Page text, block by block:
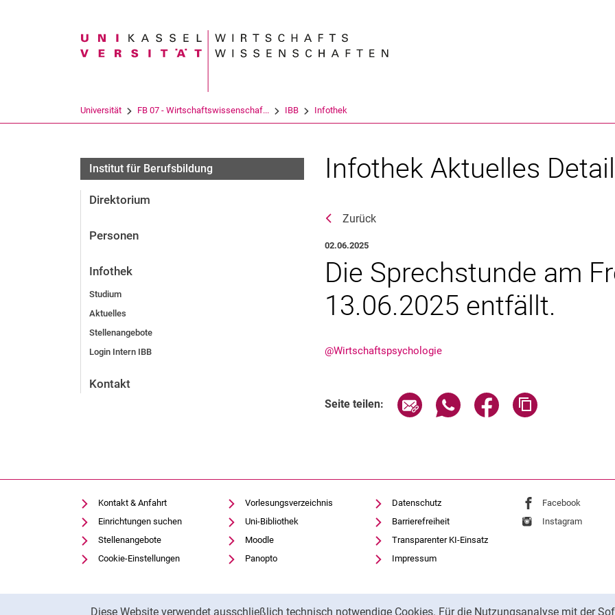
Diese Website verwendet ausschließlich technisch notwendige Cookies. Für die Nutzungsanalyse mit der
Suchbegriff
Universität FB 07 - Wirtschaftswissenschaf... IBB Infothek
Institut für Berufsbildung
Direktorium
Personen
Infothek
Studium
Aktuelles
Stellenangebote
Login Intern IBB
Kontakt
Infothek Aktuelles
Zurück
02.06.2025
Die Sprechstunde am
13.06.2025 entfällt.
@Wirtschaftspsychologie
Seite teilen: Seite über E-Mail teilen
Seite über WhatsApp teilen
Seite über Facebook
Kontakt & Anfahrt
Einrichtungen suchen
Stellenangebote
Cookie-Einstellungen
Vorlesungsverzeichnis
Uni-Bibliothek
Moodle
Panopto
Datenschutz
Barrierefreiheit
Transparenter KI-Einsatz
Impressum
Externer Link:
Facebook
Externer Link:
Instagram